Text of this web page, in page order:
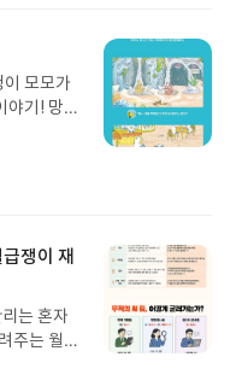
안에 화
외친다
로 했다
게 만들었
찬란한
p.56*남
는 열매와
에 시선
금은 초
재가 된
위계> 등
식물의 본
든 것에
있다.
식물의 뿌
피고, 2부
한 이론을
의 정직
를 진정으
한 섞임의
이는 새로
온 귀향
이호메로
로가기 닫
2026.08.
서/상품
면 당첨확
요!- '사
기존 YE
하지 않
모모가
야기! 망둥
놀던 중
게 되는
상력을
청기간 :
리
처를 업
평단 신청
성한 리
쟁이 재
는 혼자
주는 월급
퍼플렉시